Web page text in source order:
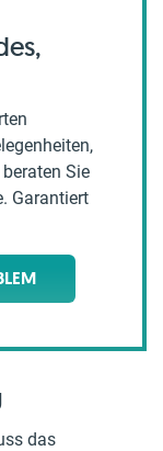
Sie
Garantiert
das